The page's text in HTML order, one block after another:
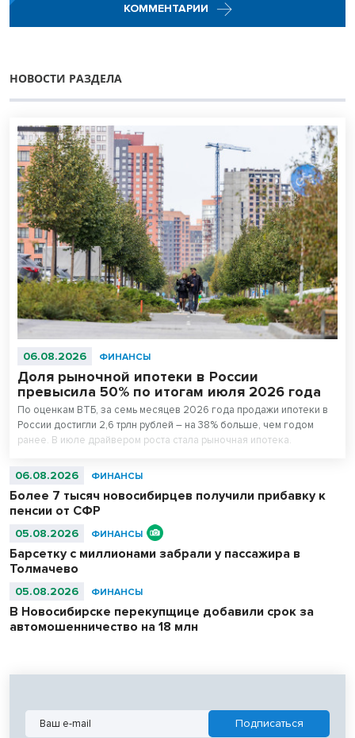
КОММЕНТАРИИ
НОВОСТИ РАЗДЕЛА
06.08.2026 ФИНАНСЫ
Доля рыночной ипотеки в России
превысила 50% по итогам июля 2026 года
По оценкам ВТБ, за семь месяцев 2026 года продажи ипотеки в
России достигли 2,6 трлн рублей – на 38% больше, чем годом
ранее. В июле драйвером роста стала рыночная ипотека.
06.08.2026 ФИНАНСЫ
Более 7 тысяч новосибирцев получили прибавку к
пенсии от СФР
05.08.2026 ФИНАНСЫ
Барсетку с миллионами забрали у пассажира в
Толмачево
05.08.2026 ФИНАНСЫ
В Новосибирске перекупщице добавили срок за
автомошенничество на 18 млн